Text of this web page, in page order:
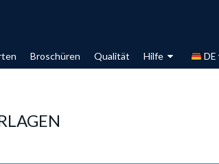
Broschüren Qualität Hilfe DE